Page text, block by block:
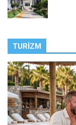
TURIZM